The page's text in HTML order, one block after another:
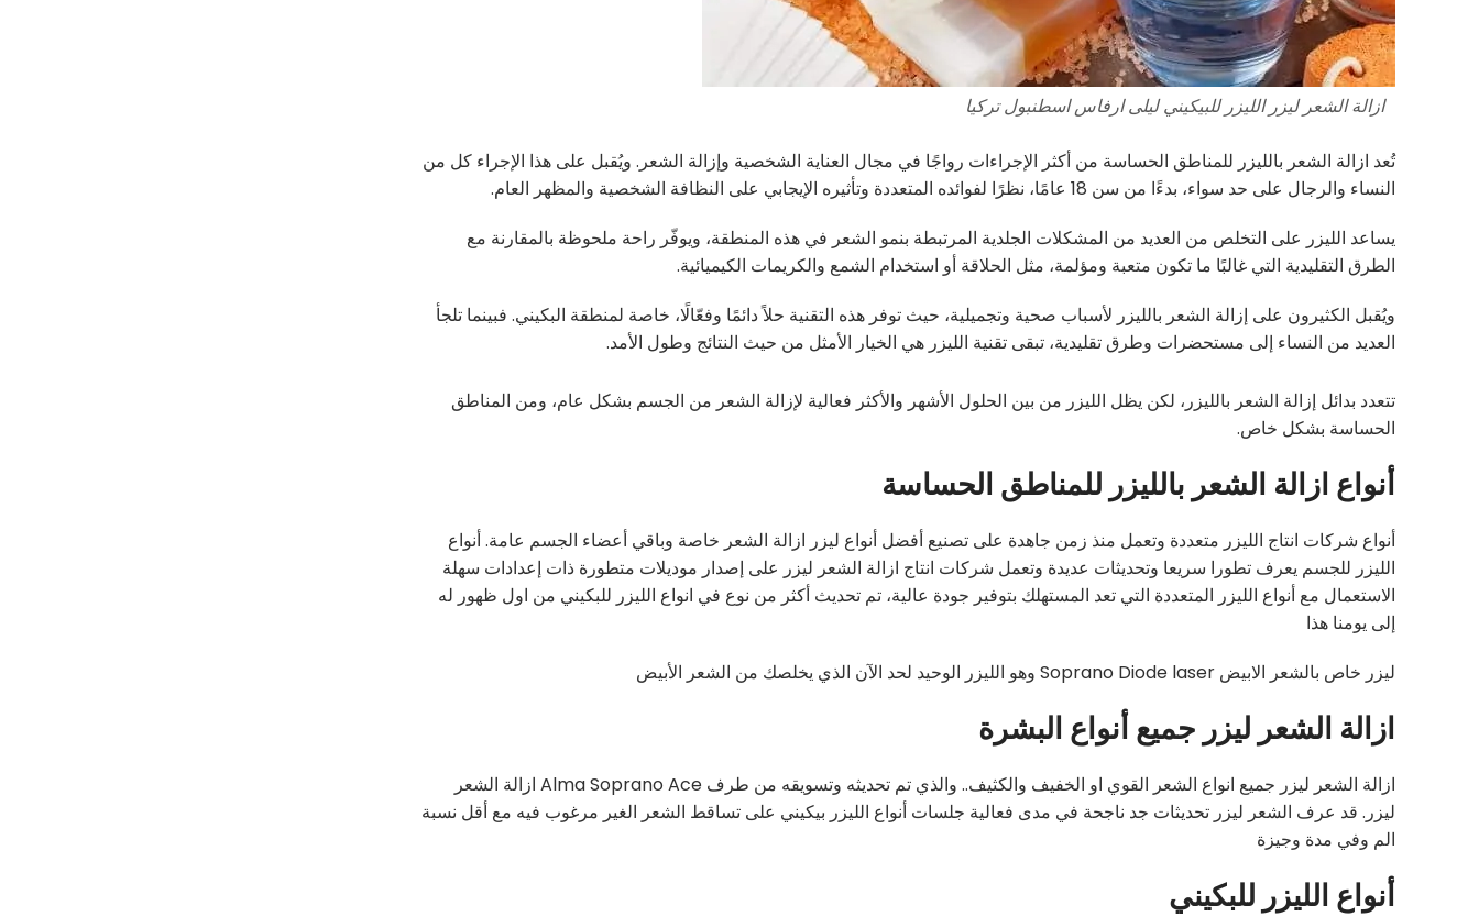
ازالة الشعر ليزر الليزر للبيكيني ليلى ارفاس اسطنبول تركيا
تُعد ازالة الشعر بالليزر للمناطق الحساسة من أكثر الإجراءات رواجًا في مجال العناية الشخصية وإزالة الشعر. ويُقبل على هذا الإجراء كل من
النساء والرجال على حد سواء، بدءًا من سن 18 عامًا، نظرًا لفوائده المتعددة وتأثيره الإيجابي على النظافة الشخصية والمظهر العام.
يساعد الليزر على التخلص من العديد من المشكلات الجلدية المرتبطة بنمو الشعر في هذه المنطقة، ويوفّر راحة ملحوظة بالمقارنة مع
الطرق التقليدية التي غالبًا ما تكون متعبة ومؤلمة، مثل الحلاقة أو استخدام الشمع والكريمات الكيميائية.
ويُقبل الكثيرون على إزالة الشعر بالليزر لأسباب صحية وتجميلية، حيث توفر هذه التقنية حلاً دائمًا وفعّالًا، خاصة لمنطقة البكيني. فبينما تلجأ
العديد من النساء إلى مستحضرات وطرق تقليدية، تبقى تقنية الليزر هي الخيار الأمثل من حيث النتائج وطول الأمد.
تتعدد بدائل إزالة الشعر بالليزر، لكن يظل الليزر من بين الحلول الأشهر والأكثر فعالية لإزالة الشعر من الجسم بشكل عام، ومن المناطق
الحساسة بشكل خاص.
أنواع ازالة الشعر بالليزر للمناطق الحساسة
أنواع شركات انتاج الليزر متعددة وتعمل منذ زمن جاهدة على تصنيع أفضل أنواع ليزر ازالة الشعر خاصة وباقي أعضاء الجسم عامة. أنواع
الليزر للجسم يعرف تطورا سريعا وتحديثات عديدة وتعمل شركات انتاج ازالة الشعر ليزر على إصدار موديلات متطورة ذات إعدادات سهلة
الاستعمال مع أنواع الليزر المتعددة التي تعد المستهلك بتوفير جودة عالية، تم تحديث أكثر من نوع في انواع الليزر للبكيني من اول ظهور له
إلى يومنا هذا
ليزر خاص بالشعر الابيض Soprano Diode laser وهو الليزر الوحيد لحد الآن الذي يخلصك من الشعر الأبيض
ازالة الشعر ليزر جميع أنواع البشرة
ازالة الشعر ليزر جميع انواع الشعر القوي او الخفيف والكثيف.. والذي تم تحديثه وتسويقه من طرف Alma Soprano Ace ازالة الشعر
ليزر. قد عرف الشعر ليزر تحديثات جد ناجحة في مدى فعالية جلسات أنواع الليزر بيكيني على تساقط الشعر الغير مرغوب فيه مع أقل نسبة
الم وفي مدة وجيزة
أنواع الليزر للبكيني